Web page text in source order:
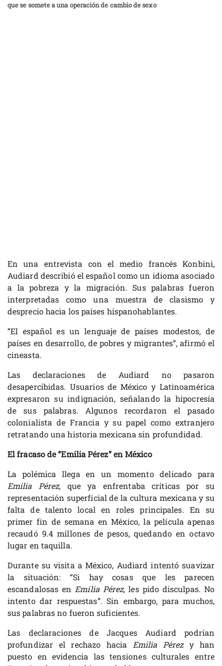
que se somete a una operación de cambio de sexo
En una entrevista con el medio francés Konbini,
Audiard describió el español como un idioma asociado
a la pobreza y la migración. Sus palabras fueron
interpretadas como una muestra de clasismo y
desprecio hacia los países hispanohablantes.
“El español es un lenguaje de países modestos, de
países en desarrollo, de pobres y migrantes”, afirmó el
cineasta.
Las declaraciones de Audiard no pasaron
desapercibidas. Usuarios de México y Latinoamérica
expresaron su indignación, señalando la hipocresía
de sus palabras. Algunos recordaron el pasado
colonialista de Francia y su papel como extranjero
retratando una historia mexicana sin profundidad.
El fracaso de “Emilia Pérez” en México
La polémica llega en un momento delicado para
Emilia Pérez, que ya enfrentaba críticas por su
representación superficial de la cultura mexicana y su
falta de talento local en roles principales. En su
primer fin de semana en México, la película apenas
recaudó 9.4 millones de pesos, quedando en octavo
lugar en taquilla.
Durante su visita a México, Audiard intentó suavizar
la situación: “Si hay cosas que les parecen
escandalosas enEmilia Pérez, les pido disculpas. No
intento dar respuestas”. Sin embargo, para muchos,
sus palabras no fueron suficientes.
Las declaraciones de Jacques Audiard podrían
profundizar el rechazo hacia Emilia Pérezy han
puesto en evidencia las tensiones culturales entre